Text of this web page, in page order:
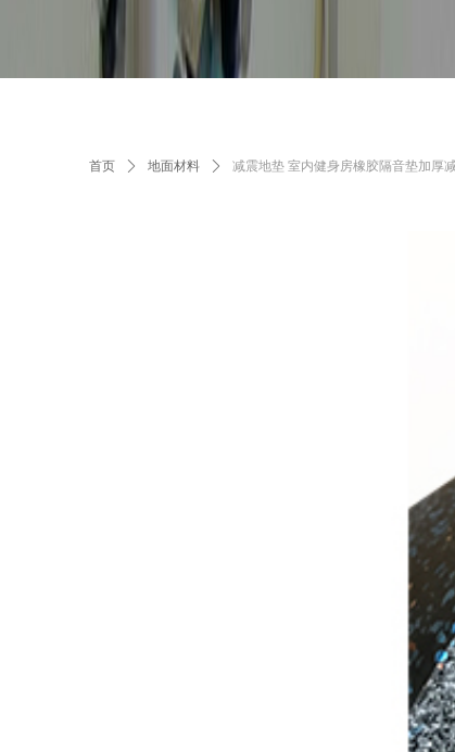
首页 ꄲ 地面材料 ꄲ 减震地垫 室内健身房橡胶隔音垫加厚